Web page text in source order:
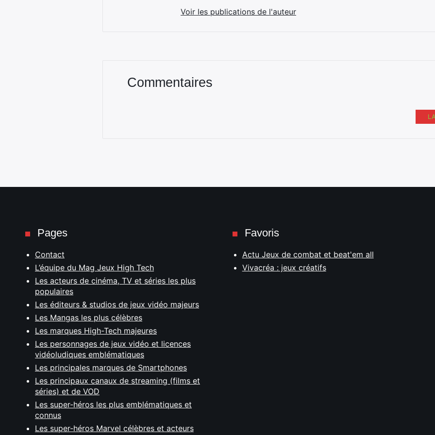
Voir les publications de l'auteur
Commentaires
Pages
Contact
L’équipe du Mag Jeux High Tech
Les acteurs de cinéma, TV et séries les plus
populaires
Les éditeurs & studios de jeux vidéo majeurs
Les Mangas les plus célèbres
Les marques High-Tech majeures
Les personnages de jeux vidéo et licences
vidéoludiques emblématiques
Les principales marques de Smartphones
Les principaux canaux de streaming (films et
séries) et de VOD
Les super-héros les plus emblématiques et
connus
Les super-héros Marvel célèbres et acteurs
Favoris
Actu Jeux de combat et beat'em all
Vivacréa : jeux créatifs